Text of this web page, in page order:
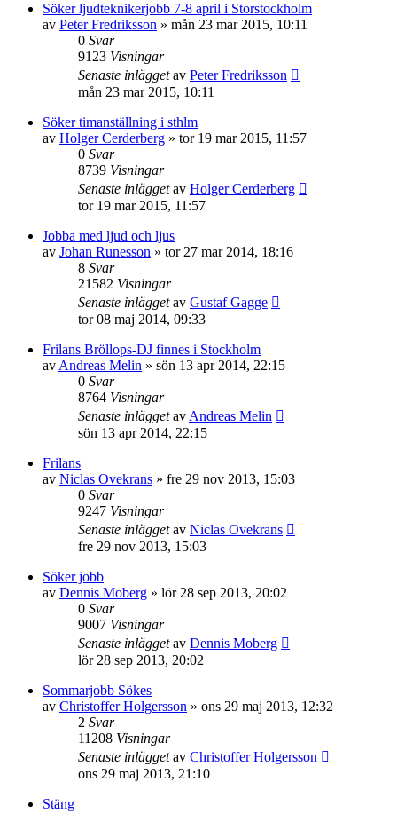
Söker ljudteknikerjobb 7-8 april i Storstockholm
av Peter Fredriksson » mån 23 mar 2015, 10:11
0 Svar
9123 Visningar
Senaste inläggetav Peter Fredriksson
mån 23 mar 2015, 10:11
Söker timanställning i sthlm
av Holger Cerderberg » tor 19 mar 2015, 11:57
0 Svar
8739 Visningar
Senaste inläggetav Holger Cerderberg
tor 19 mar 2015, 11:57
Jobba med ljud och ljus
av Johan Runesson » tor 27 mar 2014, 18:16
8 Svar
21582 Visningar
Senaste inläggetav Gustaf Gagge
tor 08 maj 2014, 09:33
Frilans Bröllops-DJ finnes i Stockholm
av Andreas Melin » sön 13 apr 2014, 22:15
0 Svar
8764 Visningar
Senaste inläggetav Andreas Melin
sön 13 apr 2014, 22:15
Frilans
av Niclas Ovekrans » fre 29 nov 2013, 15:03
0 Svar
9247 Visningar
Senaste inläggetav Niclas Ovekrans
fre 29 nov 2013, 15:03
Söker jobb
av Dennis Moberg » lör 28 sep 2013, 20:02
0 Svar
9007 Visningar
Senaste inläggetav Dennis Moberg
lör 28 sep 2013, 20:02
Sommarjobb Sökes
av Christoffer Holgersson » ons 29 maj 2013, 12:32
2 Svar
11208 Visningar
Senaste inläggetav Christoffer Holgersson
ons 29 maj 2013, 21:10
Stäng